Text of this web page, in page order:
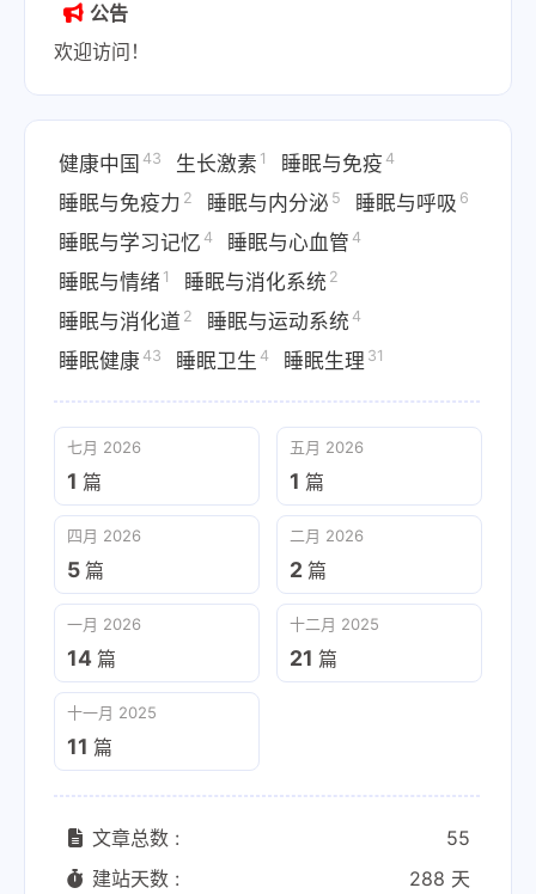
公告
欢迎访问！
健康中国 43 生长激素 1 睡眠与免疫 4
睡眠与免疫力 2 睡眠与内分泌 5 睡眠与呼吸 6
睡眠与学习记忆 4 睡眠与心血管 4
睡眠与情绪 1 睡眠与消化系统 2
睡眠与消化道 2 睡眠与运动系统 4
睡眠健康 43 睡眠卫生 4 睡眠生理 31
七月 2026
1 篇
五月 2026
1 篇
四月 2026
5 篇
二月 2026
2 篇
一月 2026
14 篇
十二月 2025
21 篇
十一月 2025
11 篇
文章总数 :
55
建站天数 :
288 天